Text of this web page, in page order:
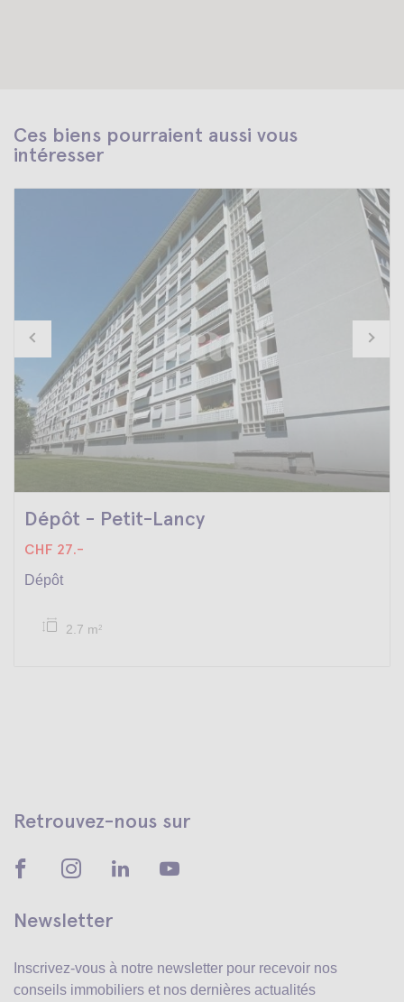
Ces biens pourraient aussi vous
intéresser
Dépôt - Petit-Lancy
CHF 27.-
Dépôt
2.7 m2
Retrouvez-nous sur
Newsletter
Inscrivez-vous à notre newsletter pour recevoir nos
conseils immobiliers et nos dernières actualités